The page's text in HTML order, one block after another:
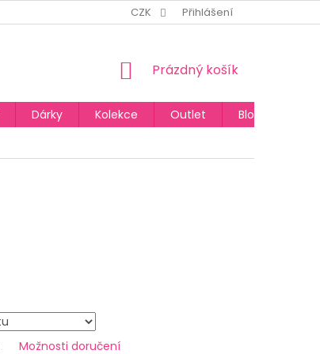
CZK Přihlášení
NÁKUPNÍ
Prázdný košík
Dárky Kolekce Outlet
Blog
Možnosti doručení